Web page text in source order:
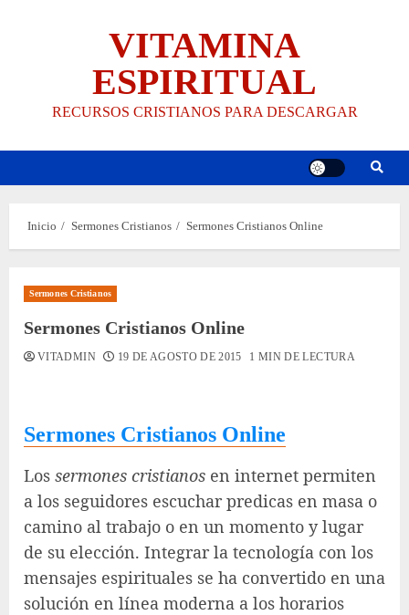
VITAMINA
ESPIRITUAL
RECURSOS CRISTIANOS PARA DESCARGAR
Inicio Sermones Cristianos Sermones Cristianos Online
Sermones Cristianos
Sermones Cristianos Online
VITADMIN 19 DE AGOSTO DE 2015 1 MIN DE LECTURA
Sermones Cristianos Online
Los sermones cristianos en internet permiten
a los seguidores escuchar predicas en masa o
camino al trabajo o en un momento y lugar
de su elección. Integrar la tecnología con los
mensajes espirituales se ha convertido en una
solución en línea moderna a los horarios